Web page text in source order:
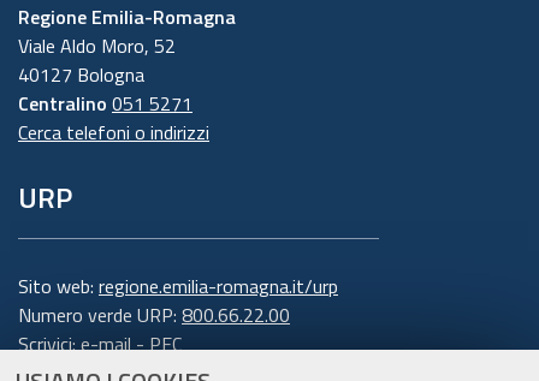
Regione Emilia-Romagna
Viale Aldo Moro, 52
40127 Bologna
Centralino 051 5271
Cerca telefoni o indirizzi
URP
Sito web: regione.emilia-romagna.it/urp
Numero verde URP: 800.66.22.00
Scrivici:e-mail-PEC